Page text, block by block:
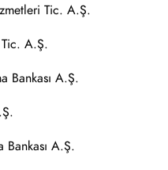
Tic. A.Ş.
Tic. A.Ş.
Bankası A.Ş.
Bankası A.Ş.